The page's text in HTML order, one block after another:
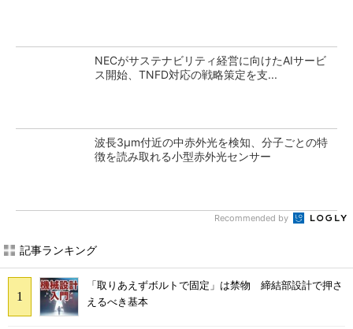
NECがサステナビリティ経営に向けたAIサービ
ス開始、TNFD対応の戦略策定を支...
波長3μm付近の中赤外光を検知、分子ごとの特
徴を読み取れる小型赤外光センサー
Recommended by
記事ランキング
「取りあえずボルトで固定」は禁物 締結部設計で押さ
えるべき基本